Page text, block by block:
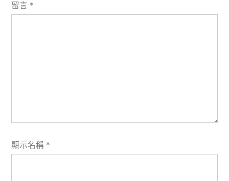
留言 *
顯示名稱 *